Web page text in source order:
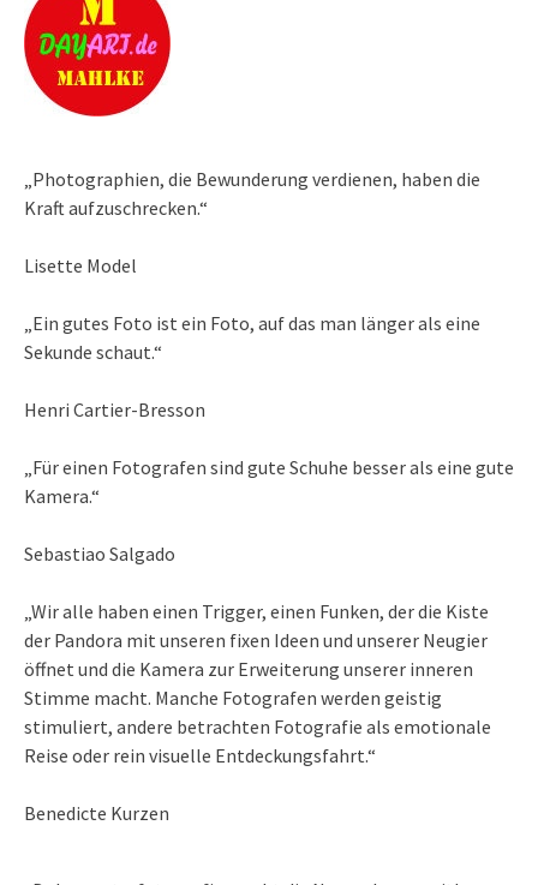
„Photographien, die Bewunderung verdienen, haben die
Kraft aufzuschrecken.“
Lisette Model
„Ein gutes Foto ist ein Foto, auf das man länger als eine
Sekunde schaut.“
Henri Cartier-Bresson
„Für einen Fotografen sind gute Schuhe besser als eine gute
Kamera.“
Sebastiao Salgado
„Wir alle haben einen Trigger, einen Funken, der die Kiste
der Pandora mit unseren fixen Ideen und unserer Neugier
öffnet und die Kamera zur Erweiterung unserer inneren
Stimme macht. Manche Fotografen werden geistig
stimuliert, andere betrachten Fotografie als emotionale
Reise oder rein visuelle Entdeckungsfahrt.“
Benedicte Kurzen